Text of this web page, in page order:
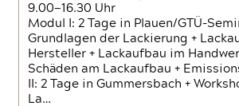
9.00—16.30 Uhr
Modul I: 2 Tage in Plauen/GTÜ-
Grundlagen der Lackierung +
Hersteller + Lackaufbau im
Schäden am Lackaufbau +
II: 2 Tage in Gummersbach +
La…